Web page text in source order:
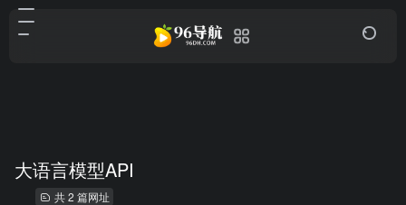
大语言模型API
共 2 篇网址